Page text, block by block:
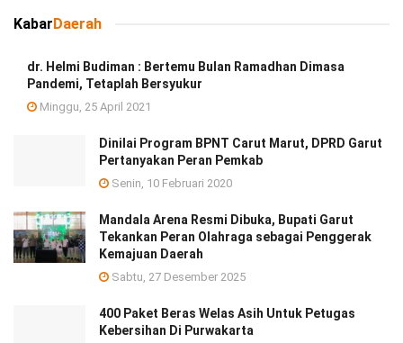
KabarDaerah
dr. Helmi Budiman : Bertemu Bulan Ramadhan Dimasa
Pandemi, Tetaplah Bersyukur
Minggu, 25 April 2021
Dinilai Program BPNT Carut Marut, DPRD Garut
Pertanyakan Peran Pemkab
Senin, 10 Februari 2020
Mandala Arena Resmi Dibuka, Bupati Garut
Tekankan Peran Olahraga sebagai Penggerak
Kemajuan Daerah
Sabtu, 27 Desember 2025
400 Paket Beras Welas Asih Untuk Petugas
Kebersihan Di Purwakarta